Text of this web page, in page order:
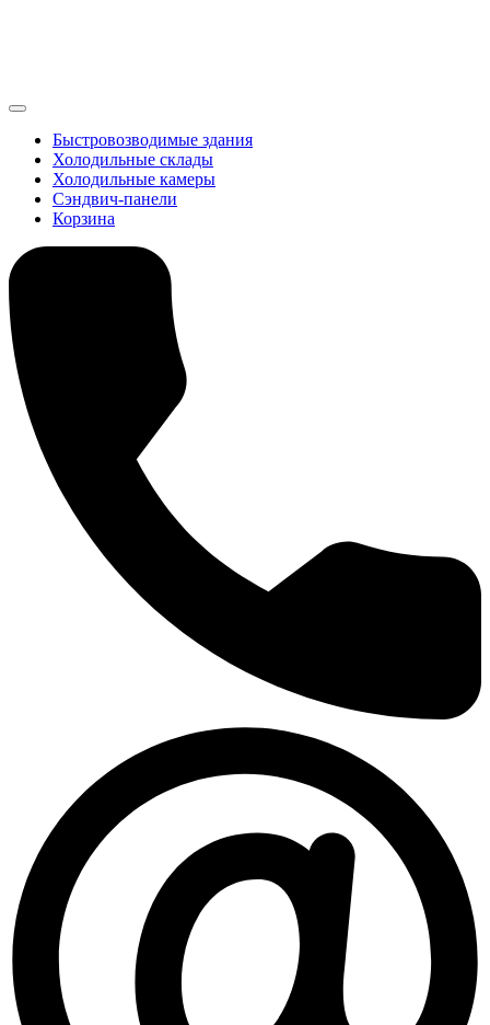
Быстровозводимые здания
Холодильные склады
Холодильные камеры
Сэндвич-панели
Корзина